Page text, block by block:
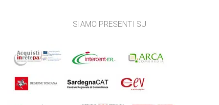
SIAMO PRESENTI SU